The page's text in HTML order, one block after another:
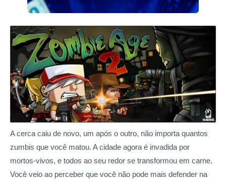
A cerca caiu de novo, um após o outro, não importa quantos
zumbis que você matou. A cidade agora é invadida por
mortos-vivos, e todos ao seu redor se transformou em carne.
Você veio ao perceber que você não pode mais defender na